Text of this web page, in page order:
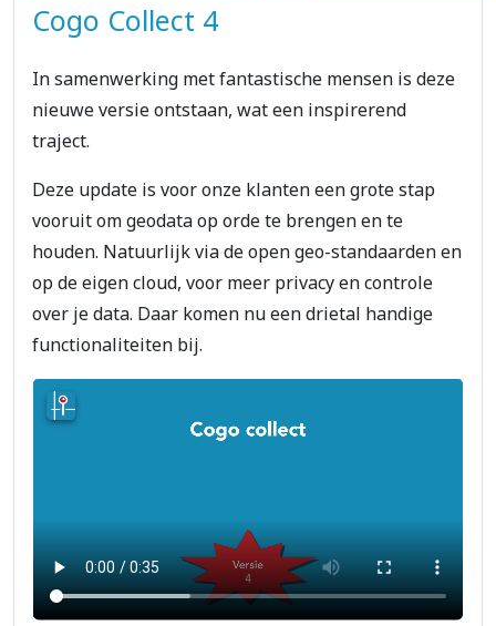
Cogo Collect 4
In samenwerking met fantastische mensen is deze
nieuwe versie ontstaan, wat een inspirerend
traject.
Deze update is voor onze klanten een grote stap
vooruit om geodata op orde te brengen en te
houden. Natuurlijk via de open geo-standaarden en
op de eigen cloud, voor meer privacy en controle
over je data. Daar komen nu een drietal handige
functionaliteiten bij.